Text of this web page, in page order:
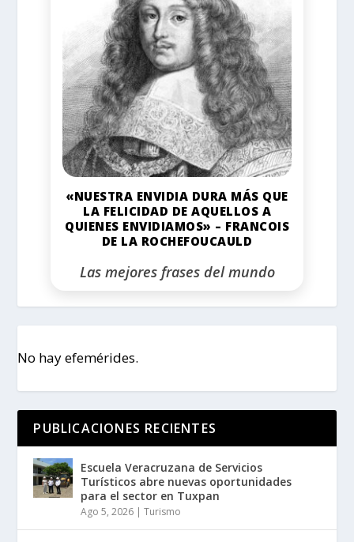
«NUESTRA ENVIDIA DURA MÁS QUE
LA FELICIDAD DE AQUELLOS A
QUIENES ENVIDIAMOS» – FRANCOIS
DE LA ROCHEFOUCAULD
Las mejores frases del mundo
No hay efemérides.
PUBLICACIONES RECIENTES
Escuela Veracruzana de Servicios
Turísticos abre nuevas oportunidades
para el sector en Tuxpan
Ago 5, 2026 |Turismo